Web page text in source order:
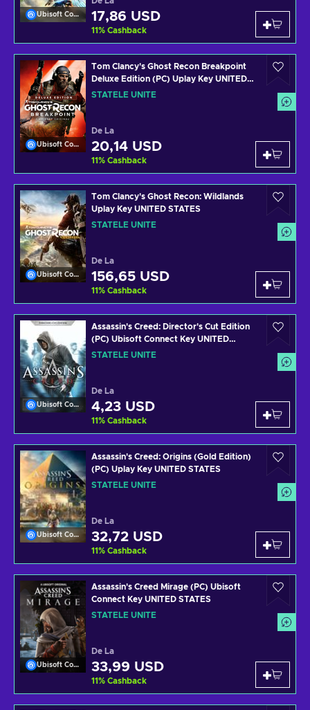
Ubisoft Connect 17,86 USD
11% Cashback
Ubisoft Connect
Tom Clancy's Ghost Recon Breakpoint
Deluxe Edition (PC) Uplay Key UNITED
STATES
STATELE UNITE
De La
20,14 USD
11% Cashback
Ubisoft Connect
Tom Clancy's Ghost Recon: Wildlands
Uplay Key UNITED STATES
STATELE UNITE
De La
156,65 USD
11% Cashback
Ubisoft Connect
Assassin's Creed: Director's Cut Edition
(PC) Ubisoft Connect Key UNITED
STATES
STATELE UNITE
De La
4,23 USD
11% Cashback
Ubisoft Connect
Assassin's Creed: Origins (Gold Edition)
(PC) Uplay Key UNITED STATES
STATELE UNITE
De La
32,72 USD
11% Cashback
Ubisoft Connect
Assassin's Creed Mirage (PC) Ubisoft
Connect Key UNITED STATES
STATELE UNITE
De La
33,99 USD
11% Cashback